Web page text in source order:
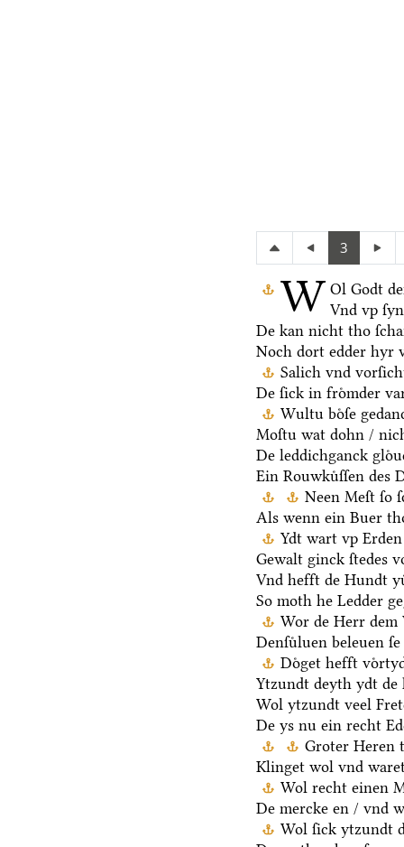
3
W Ol Godt
Vnd vp
De kan nicht tho
Noch dort edder hyr
Salich vnd
De ſick in froͤmder
Wultu boͤſe
Moſtu wat dohn /
De leddichganck
Ein Rouwkuͤſſen des
Neen Meſt ſo
Als wenn ein Buer
Ydt wart vp
Gewalt ginck ſtedes
Vnd hefft de Hundt
So moth he Ledder
Wor de Herr dem
Denſuͤluen beleuen
Doͤget hefft
Ytzundt deyth ydt
Wol ytzundt veel
De ys nu ein recht
Groter Heren
Klinget wol vnd
Wol recht einen
De mercke en / vnd
Wol ſick ytzundt